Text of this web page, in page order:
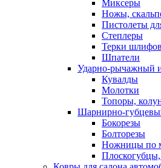
Миксеры
Ножы,
Пистолеты
Степлеры
Терки
Шпатели
Ударно-рычажный
Кувалды
Молотки
Топоры,
Шарнирно-
Бокорезы
Болторезы
Ножницы по